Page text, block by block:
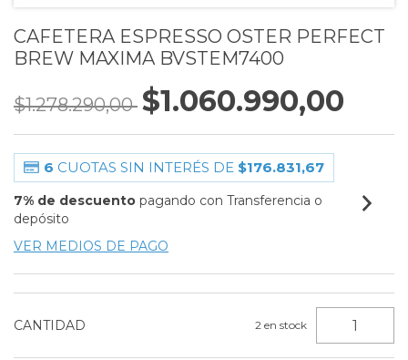
CAFETERA ESPRESSO OSTER PERFECT
BREW MAXIMA BVSTEM7400
$1.278.290,00 $1.060.990,00
6 CUOTAS SIN INTERÉS DE $176.831,67
7% de descuento pagando con Transferencia o
depósito
VER MEDIOS DE PAGO
CANTIDAD 2 en stock